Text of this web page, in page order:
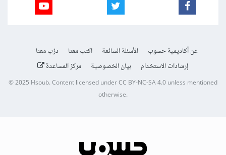
عن أكاديمية حسوب الأسئلة الشائعة اكتب معنا
درّب معنا
إرشادات الاستخدام
بيان الخصوصية مركز المساعدة
© 2025Hsoub.Content licensed underCC BY-NC-SA 4.0unless mentioned
otherwise.